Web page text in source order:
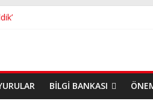
BILGI BANKASI